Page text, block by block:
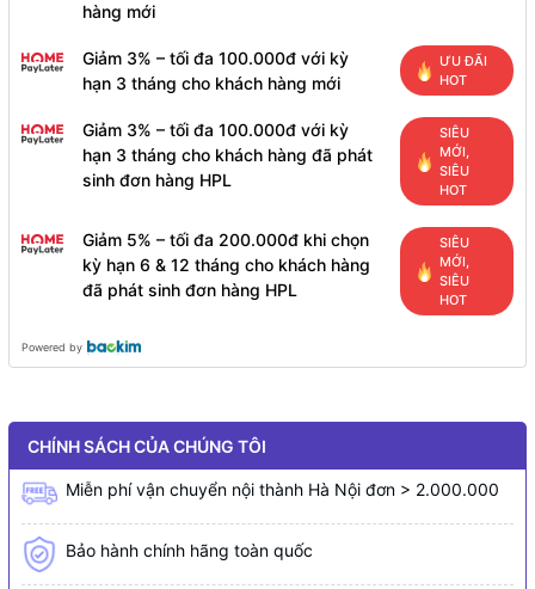
hàng mới
Giảm 3% – tối đa 100.000đ với kỳ
hạn 3 tháng cho khách hàng mới
ƯU ĐÃI
HOT
Giảm 3% – tối đa 100.000đ với kỳ
hạn 3 tháng cho khách hàng đã phát
sinh đơn hàng HPL
SIÊU
MỚI,
SIÊU
HOT
Giảm 5% – tối đa 200.000đ khi chọn
kỳ hạn 6 & 12 tháng cho khách hàng
đã phát sinh đơn hàng HPL
SIÊU
MỚI,
SIÊU
HOT
Powered by
CHÍNH SÁCH CỦA CHÚNG TÔI
Miễn phí vận chuyển nội thành Hà Nội đơn > 2.000.000
Bảo hành chính hãng toàn quốc